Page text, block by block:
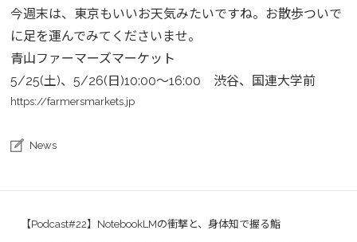
今週末は、東京もいいお天気みたいですね。お散歩ついで
に足を運んでみてくださいませ。
青山ファーマーズマーケット
5/25(土)、5/26(日)10:00〜16:00 渋谷、国連大学前
https://farmersmarkets.jp
News
【Podcast#22】NotebookLMの衝撃と、身体知で握る鮨